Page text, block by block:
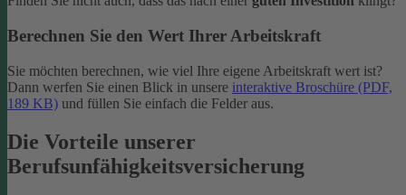
Berechnen Sie den Wert Ihrer Arbeitskraft
Sie möchten berechnen, wie viel Ihre eigene Arbeitskraft wert ist?
Dann werfen Sie einen Blick in unsere interaktive Broschüre (PDF,
189 KB) und füllen Sie einfach die Felder aus.
Die Vorteile unserer
Berufsunfähigkeitsversicherung